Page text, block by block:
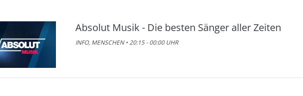
Absolut Musik - Die besten Sänger aller Zeiten
INFO, MENSCHEN • 20:15 - 00:00 UHR